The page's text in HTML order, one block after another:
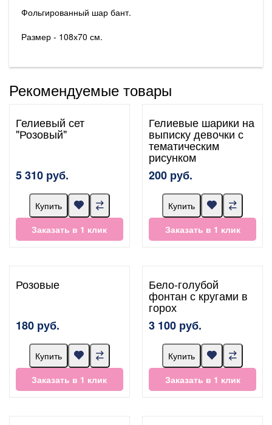
Фольгированный шар бант.
Размер - 108х70 см.
Рекомендуемые товары
Гелиевый сет
"Розовый"
5 310 руб.
Купить
Заказать в 1 клик
Гелиевые шарики на
выписку девочки с
тематическим
рисунком
200 руб.
Купить
Заказать в 1 клик
Розовые
180 руб.
Купить
Заказать в 1 клик
Бело-голубой
фонтан с кругами в
горох
3 100 руб.
Купить
Заказать в 1 клик